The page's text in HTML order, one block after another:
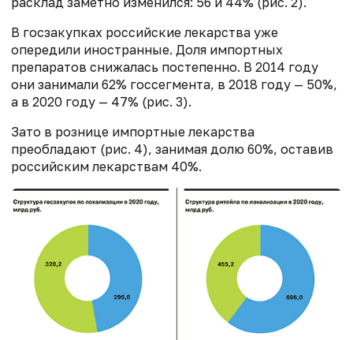
В госзакупках российские лекарства уже
опередили иностранные. Доля импортных
препаратов снижалась постепенно. В 2014 году
они занимали 62% госсегмента, в 2018 году — 50%,
а в 2020 году — 47% (рис. 3).
Зато в рознице импортные лекарства
преобладают (рис. 4), занимая долю 60%, оставив
российским лекарствам 40%.